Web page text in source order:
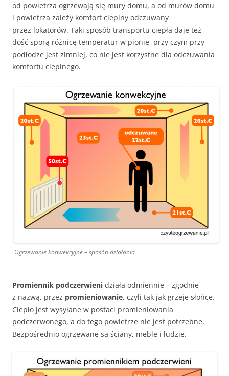
od powietrza ogrzewają się mury domu, a od murów domu
i powietrza zależy komfort cieplny odczuwany
przez lokatorów. Taki sposób transportu ciepła daje też
dość sporą różnicę temperatur w pionie, przy czym przy
podłodze jest zimniej, co nie jest korzystne dla odczuwania
komfortu cieplnego.
Ogrzewanie konwekcyjne – sposób działania
Promiennik podczerwieni działa odmiennie – zgodnie
z nazwą, przez promieniowanie, czyli tak jak grzeje słońce.
Ciepło jest wysyłane w postaci promieniowania
podczerwonego, a do tego powietrze nie jest potrzebne.
Bezpośrednio ogrzewane są ściany, meble i ludzie.